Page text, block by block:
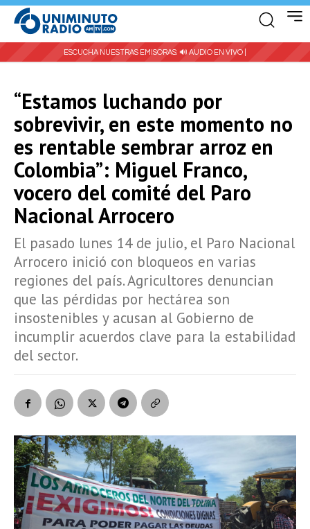
ESCUCHA NUESTRAS EMISORAS: 🔊 AUDIO EN VIVO |
“Estamos luchando por
sobrevivir, en este momento no
es rentable sembrar arroz en
Colombia”: Miguel Franco,
vocero del comité del Paro
Nacional Arrocero
El pasado lunes 14 de julio, el Paro Nacional
Arrocero inició con bloqueos en varias
regiones del país. Agricultores denuncian
que las pérdidas por hectárea son
insostenibles y acusan al Gobierno de
incumplir acuerdos clave para la estabilidad
del sector.